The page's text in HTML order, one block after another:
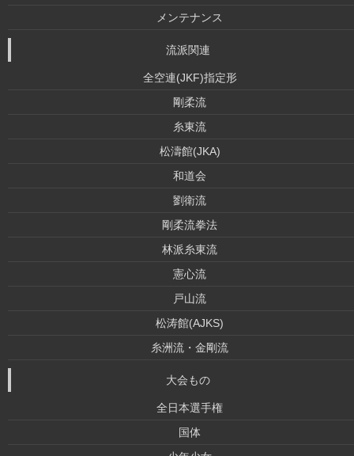
メンテナンス
流派関連
全空連(JKF)指定形
剛柔流
糸東流
松濤館(JKA)
和道会
劉衛流
剛柔流拳法
林派糸東流
憲心流
戸山流
松涛館(AJKS)
糸洲流・金剛流
大会もの
全日本選手権
国体